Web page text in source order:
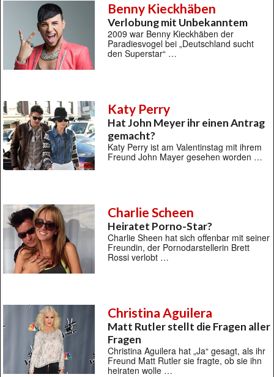
Benny Kieckhäben
Verlobung mit Unbekanntem
2009 war Benny Kieckhäben der
Paradiesvogel bei „Deutschland sucht
den Superstar“ …
Katy Perry
Hat John Meyer ihr einen Antrag
gemacht?
Katy Perry ist am Valentinstag mit ihrem
Freund John Mayer gesehen worden …
Charlie Scheen
Heiratet Porno-Star?
Charlie Sheen hat sich offenbar mit seiner
Freundin, der Pornodarstellerin Brett
Rossi verlobt …
Christina Aguilera
Matt Rutler stellt die Fragen aller
Fragen
Christina Aguilera hat „Ja“ gesagt, als ihr
Freund Matt Rutler sie fragte, ob sie ihn
heiraten wolle …